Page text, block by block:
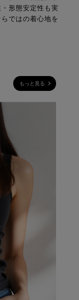
形態安定性も実
ではの着心地を
もっと見る